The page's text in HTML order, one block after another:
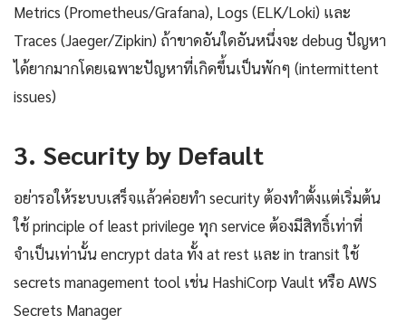
Metrics (Prometheus/Grafana), Logs (ELK/Loki) และ
Traces (Jaeger/Zipkin) ถ้าขาดอันใดอันหนึ่งจะ debug ปัญหา
ได้ยากมากโดยเฉพาะปัญหาที่เกิดขึ้นเป็นพักๆ (intermittent
issues)
3. Security by Default
อย่ารอให้ระบบเสร็จแล้วค่อยทำ security ต้องทำตั้งแต่เริ่มต้น
ใช้ principle of least privilege ทุก service ต้องมีสิทธิ์เท่าที่
จำเป็นเท่านั้น encrypt data ทั้ง at rest และ in transit ใช้
secrets management tool เช่น HashiCorp Vault หรือ AWS
Secrets Manager